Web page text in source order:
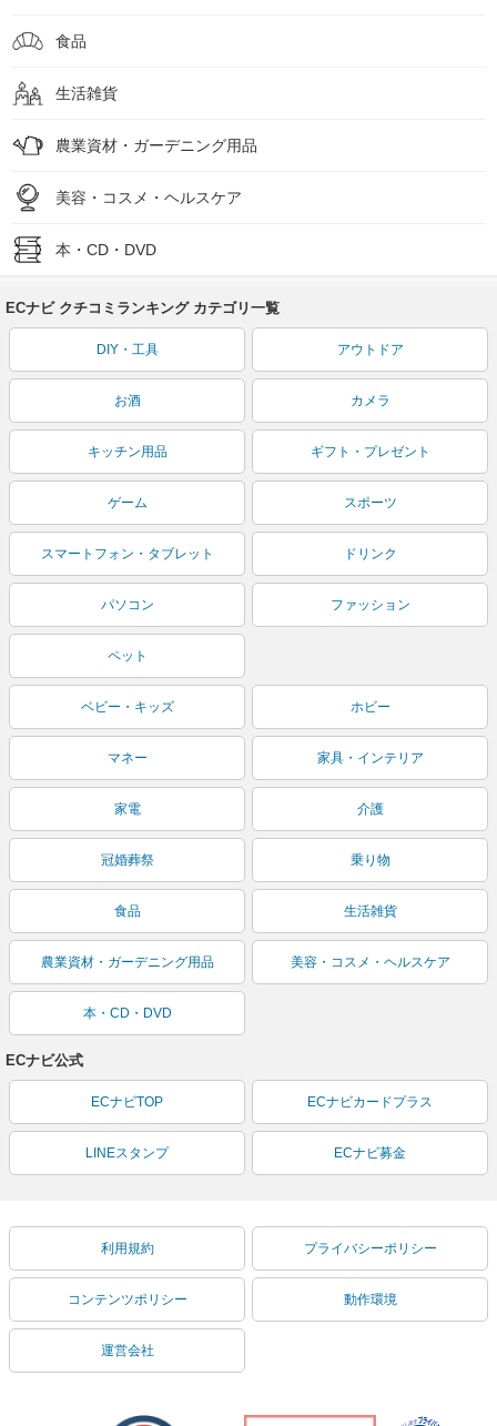
食品
生活雑貨
農業資材・ガーデニング用品
美容・コスメ・ヘルスケア
本・CD・DVD
ECナビ クチコミランキング カテゴリ一覧
DIY・工具 アウトドア
お酒 カメラ
キッチン用品 ギフト・プレゼント
ゲーム スポーツ
スマートフォン・タブレット ドリンク
パソコン ファッション
ペット
ベビー・キッズ ホビー
マネー 家具・インテリア
家電 介護
冠婚葬祭 乗り物
食品 生活雑貨
農業資材・ガーデニング用品 美容・コスメ・ヘルスケア
本・CD・DVD
ECナビ公式
ECナビTOP ECナビカードプラス
LINEスタンプ ECナビ募金
利用規約 プライバシーポリシー
コンテンツポリシー 動作環境
運営会社